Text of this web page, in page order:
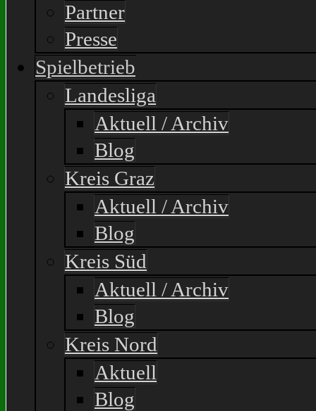
Partner
Presse
Spielbetrieb
Landesliga
Aktuell / Archiv
Blog
Kreis Graz
Aktuell / Archiv
Blog
Kreis Süd
Aktuell / Archiv
Blog
Kreis Nord
Aktuell
Blog